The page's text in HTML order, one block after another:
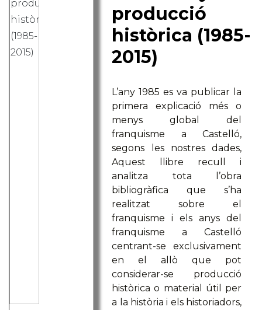
producció
històrica (1985-
2015)
L’any 1985 es va publicar la
primera explicació més o
menys global del
franquisme a Castelló,
segons les nostres dades,
Aquest llibre recull i
analitza tota l’obra
bibliogràfica que s’ha
realitzat sobre el
franquisme i els anys del
franquisme a Castelló
centrant-se exclusivament
en el allò que pot
considerar-se producció
històrica o material útil per
a la història i els historiadors,